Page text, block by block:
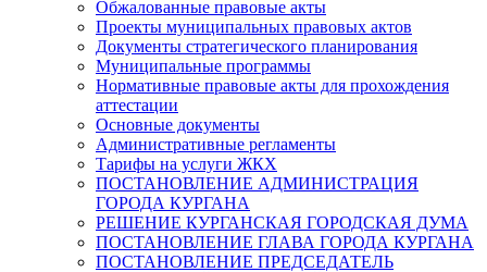
Обжалованные правовые акты
Проекты муниципальных правовых актов
Документы стратегического планирования
Муниципальные программы
Нормативные правовые акты для прохождения
аттестации
Основные документы
Административные регламенты
Тарифы на услуги ЖКХ
ПОСТАНОВЛЕНИЕ АДМИНИСТРАЦИЯ
ГОРОДА КУРГАНА
РЕШЕНИЕ КУРГАНСКАЯ ГОРОДСКАЯ ДУМА
ПОСТАНОВЛЕНИЕ ГЛАВА ГОРОДА КУРГАНА
ПОСТАНОВЛЕНИЕ ПРЕДСЕДАТЕЛЬ